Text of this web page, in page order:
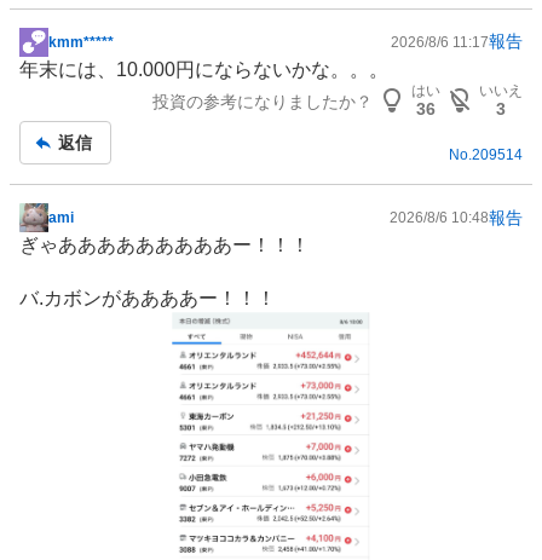
掲
示
事
kmm***** 2026/8/6 11:17報告
年末には、10.000円にならないかな。。。
投資の参考になりましたか？
はい
36
いいえ
3
返信
No.209514
掲
示
記
ami 2026/8/6 10:48報告
ぎゃあああああああああー！！！
バ.カボンがああああー！！！